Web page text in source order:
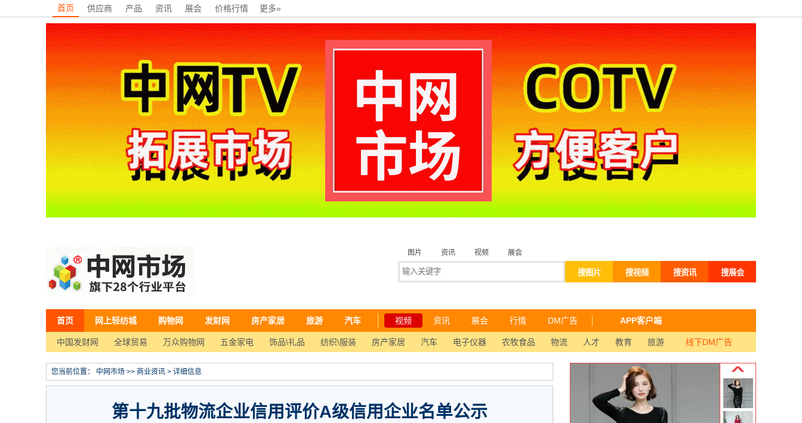
首页 供应商 产品 资讯 展会 价格行情 更多»
图片 资讯 视频 展会
搜图片 搜视频 搜资讯 搜展会
首页 网上轻纺城 购物网 发财网 房产家居 旅游 汽车 视频 资讯 展会 行情 DM广告 APP客户端
中国发财网 全球贸易 万众购物网 五金家电 饰品\礼品 纺织\服装 房产家居 汽车 电子仪器 农牧食品 物流 人才 教育 旅游 线下DM广告
您当前位置： 中网市场 >> 商业资讯 > 详细信息
第十九批物流企业信用评价A级信用企业名单公示